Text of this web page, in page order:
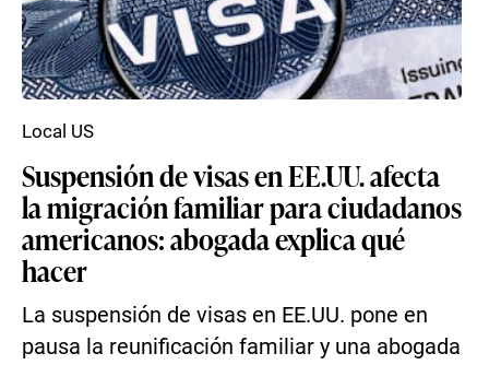
Suspensión de visas en EE.UU. afecta
la migración familiar para ciudadanos
americanos: abogada explica qué
hacer
La suspensión de visas en EE.UU. pone en
pausa la reunificación familiar y una abogada
Local US